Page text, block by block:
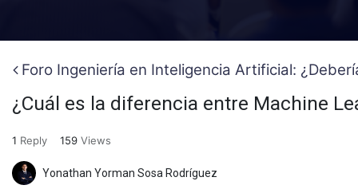
Foro Ingeniería en Inteligencia Artificial:
¿Cuál es la diferencia entre Machine
1 Reply 159 Views
Yonathan Yorman Sosa Rodríguez